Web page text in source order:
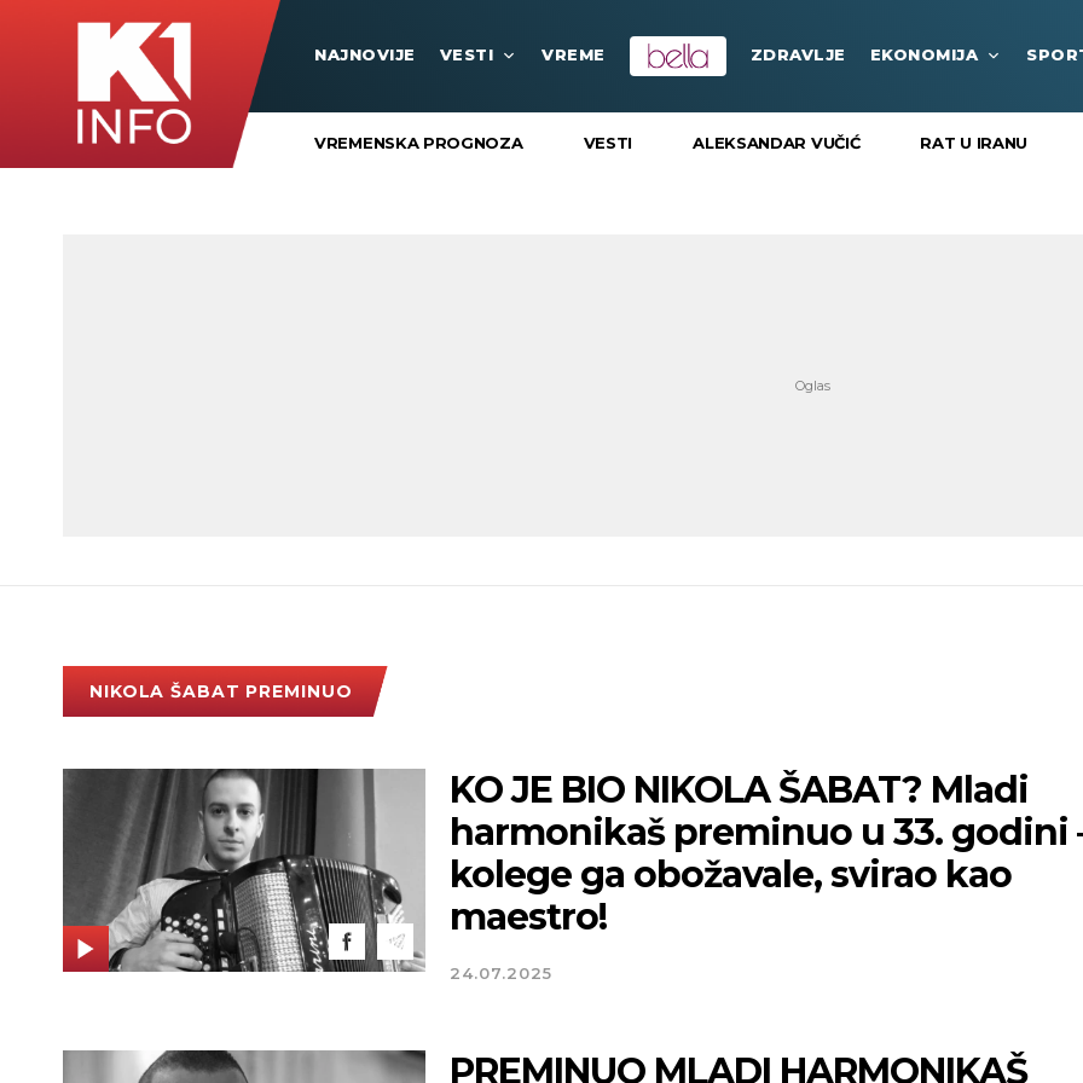
NAJNOVIJE VESTI VREME ZDRAVLJE EKONOMIJA
VREMENSKA PROGNOZA VESTI ALEKSANDAR VUČIĆ RAT U IRANU
NIKOLA ŠABAT PREMINUO
KO JE BIO NIKOLA ŠABAT? Mladi
harmonikaš preminuo u 33. godini
kolege ga obožavale, svirao kao
maestro!
24.07.2025
PREMINUO MLADI HARMONIKAŠ